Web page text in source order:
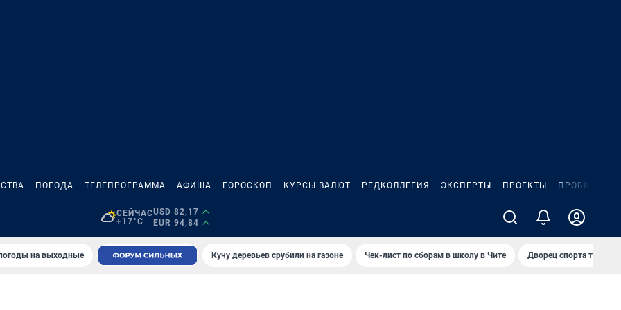
ПОГОДА ТЕЛЕПРОГРАММА АФИША ГОРОСКОП КУРСЫ ВАЛЮТ РЕДКОЛЛЕГИЯ ЭКСПЕРТЫ ПРОЕКТЫ ПРОБКИ
СЕЙЧАС
+17°C
USD 82,17
EUR 94,84
на выходные Кучу деревьев срубили на газоне Чек-лист по сборам в школу в Чите Дворец спорта